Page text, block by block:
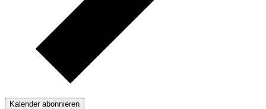
Kalender abonnieren